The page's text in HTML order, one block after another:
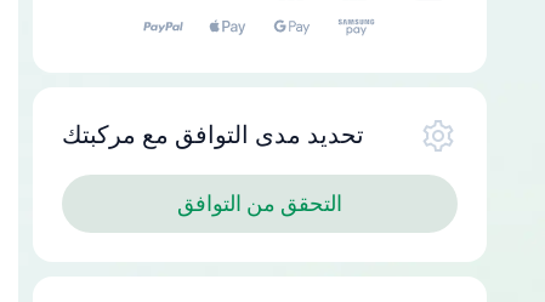
تحديد مدى التوافق مع مركبتك
التحقق من التوافق